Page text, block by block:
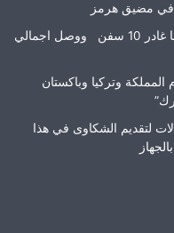
في مضيق هرمز
ميناء دمياط يستقبل عدد 10 سفن .. بينما غادر 10 سفن ووصل اجمالي
المملكة وتركيا وباكستان
لتقديم الشكاوى في هذا